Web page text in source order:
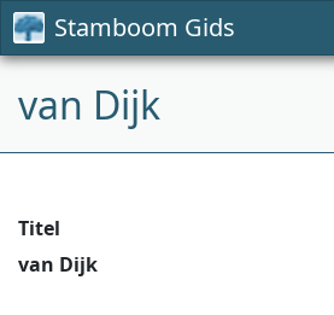
Stamboom Gids
van Dijk
Titel
van Dijk